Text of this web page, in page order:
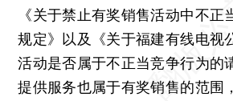
《关于禁止有奖销售活动中不正
规定》以及《关于福建有线电视
活动是否属于不正当竞争行为的
提供服务也属于有奖销售的范围